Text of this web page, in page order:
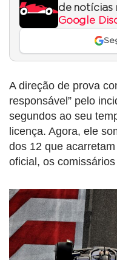
de notícias
Google
A direção de prova
responsável” pelo
segundos ao seu
licença. Agora, ele
dos 12 que
oficial, os